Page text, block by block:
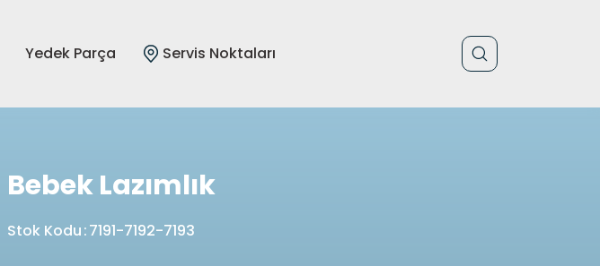
Yedek Parça Servis Noktaları
Bebek Lazımlık
Stok Kodu:7191-7192-7193